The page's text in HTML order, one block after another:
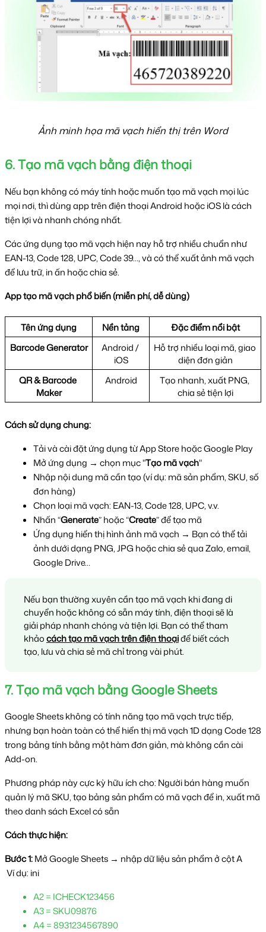
Ảnh minh họa mã vạch hiển thị trên Word
6. Tạo mã vạch bằng điện thoại
Nếu bạn không có máy tính hoặc muốn tạo mã vạch mọi lúc
mọi nơi, thì dùng app trên điện thoại Android hoặc iOS là cách
tiện lợi và nhanh chóng nhất.
Các ứng dụng tạo mã vạch hiện nay hỗ trợ nhiều chuẩn như
EAN-13, Code 128, UPC, Code 39…, và có thể xuất ảnh mã vạch
để lưu trữ, in ấn hoặc chia sẻ.
App tạo mã vạch phổ biến (miễn phí, dễ dùng)
Tên ứng dụng Nền tảng
Đặc điểm nổi bật
Barcode Generator
Android /
iOS
Hỗ trợ nhiều loại mã, giao
diện đơn giản
QR & Barcode
Maker
Android
Tạo nhanh, xuất PNG,
chia sẻ tiện lợi
Cách sử dụng chung:
Tải và cài đặt ứng dụng từ App Store hoặc Google Play
Mở ứng dụng → chọn mục "Tạo mã vạch"
Nhập nội dung mã cần tạo (ví dụ: mã sản phẩm, SKU, số
đơn hàng)
Chọn loại mã vạch: EAN-13, Code 128, UPC, v.v.
Nhấn “Generate” hoặc “Create” để tạo mã
Ứng dụng hiển thị hình ảnh mã vạch → Bạn có thể tải
ảnh dưới dạng PNG, JPG hoặc chia sẻ qua Zalo, email,
Google Drive…
Nếu bạn thường xuyên cần tạo mã vạch khi đang di
chuyển hoặc không có sẵn máy tính, điện thoại sẽ là
giải pháp nhanh chóng và tiện lợi. Bạn có thể tham
khảo cách tạo mã vạch trên điện thoại để biết cách
tạo, lưu và chia sẻ mã chỉ trong vài phút.
7. Tạo mã vạch bằng Google Sheets
Google Sheets không có tính năng tạo mã vạch trực tiếp,
nhưng bạn hoàn toàn có thể hiển thị mã vạch 1D dạng Code 128
trong bảng tính bằng một hàm đơn giản, mà không cần cài
Add-on.
Phương pháp này cực kỳ hữu ích cho: Người bán hàng muốn
quản lý mã SKU, tạo bảng sản phẩm có mã vạch để in, xuất mã
theo danh sách Excel có sẵn
Cách thực hiện:
Bước 1: Mở Google Sheets → nhập dữ liệu sản phẩm ở cột A
Ví dụ: ini
A2 = ICHECK123456
A3 = SKU09876
A4 = 8931234567890